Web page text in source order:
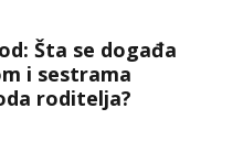
Šta se događa
i sestrama
roditelja?